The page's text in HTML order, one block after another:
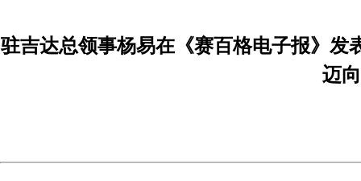
驻吉达总领事杨易在《赛百格电子报》
迈